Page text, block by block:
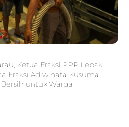
Ketua Fraksi PPP Lebak
Fraksi Adiwinata Kusuma
untuk Warga